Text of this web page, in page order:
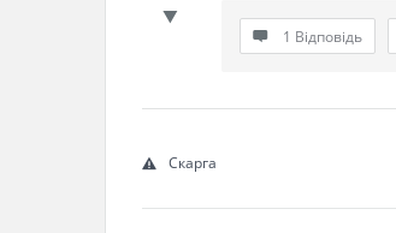
1 Відповідь
Скарга